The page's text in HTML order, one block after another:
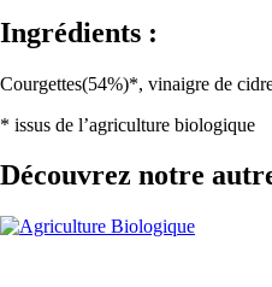
Ingrédients :
Courgettes(54%)*, vinaigre de
* issus de l’agriculture biologique
Découvrez notre